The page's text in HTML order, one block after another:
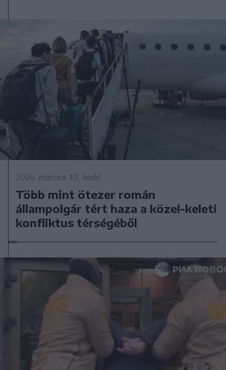
2026. március 10., kedd
Több mint ötezer román
állampolgár tért haza a közel-keleti
konfliktus térségéből